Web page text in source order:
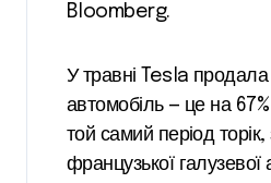
Bloomberg.
У травні Tesla
автомобіль — це на
той самий період
французької галузевої